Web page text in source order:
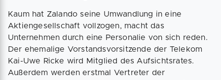
Kaum hat Zalando seine Umwandlung in eine
Aktiengesellschaft vollzogen, macht das
Unternehmen durch eine Personalie von sich reden.
Der ehemalige Vorstandsvorsitzende der Telekom
Kai-Uwe Ricke wird Mitglied des Aufsichtsrates.
Außerdem werden erstmal Vertreter der